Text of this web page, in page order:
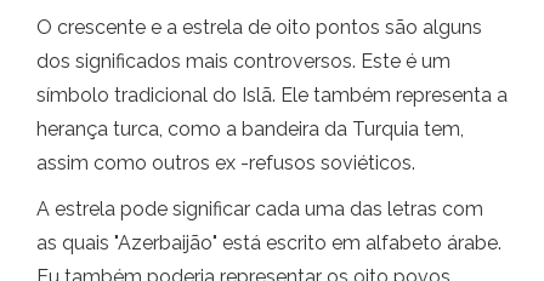
O crescente e a estrela de oito pontos são alguns
dos significados mais controversos. Este é um
símbolo tradicional do Islã. Ele também representa a
herança turca, como a bandeira da Turquia tem,
assim como outros ex -refusos soviéticos.
A estrela pode significar cada uma das letras com
as quais "Azerbaijão" está escrito em alfabeto árabe.